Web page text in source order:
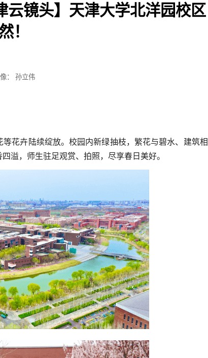
云镜头】天津大学北洋园校区
！
： 孙立伟
花卉陆续绽放。校园内新绿抽枝，繁花与碧水、建筑相
溢，师生驻足观赏、拍照，尽享春日美好。